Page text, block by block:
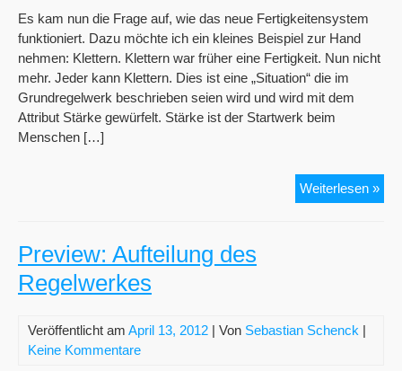
Es kam nun die Frage auf, wie das neue Fertigkeitensystem
funktioniert. Dazu möchte ich ein kleines Beispiel zur Hand
nehmen: Klettern. Klettern war früher eine Fertigkeit. Nun nicht
mehr. Jeder kann Klettern. Dies ist eine „Situation“ die im
Grundregelwerk beschrieben seien wird und wird mit dem
Attribut Stärke gewürfelt. Stärke ist der Startwerk beim
Menschen […]
Weiterlesen »
Preview: Aufteilung des
Regelwerkes
Veröffentlicht am April 13, 2012 | Von Sebastian Schenck |
Keine Kommentare